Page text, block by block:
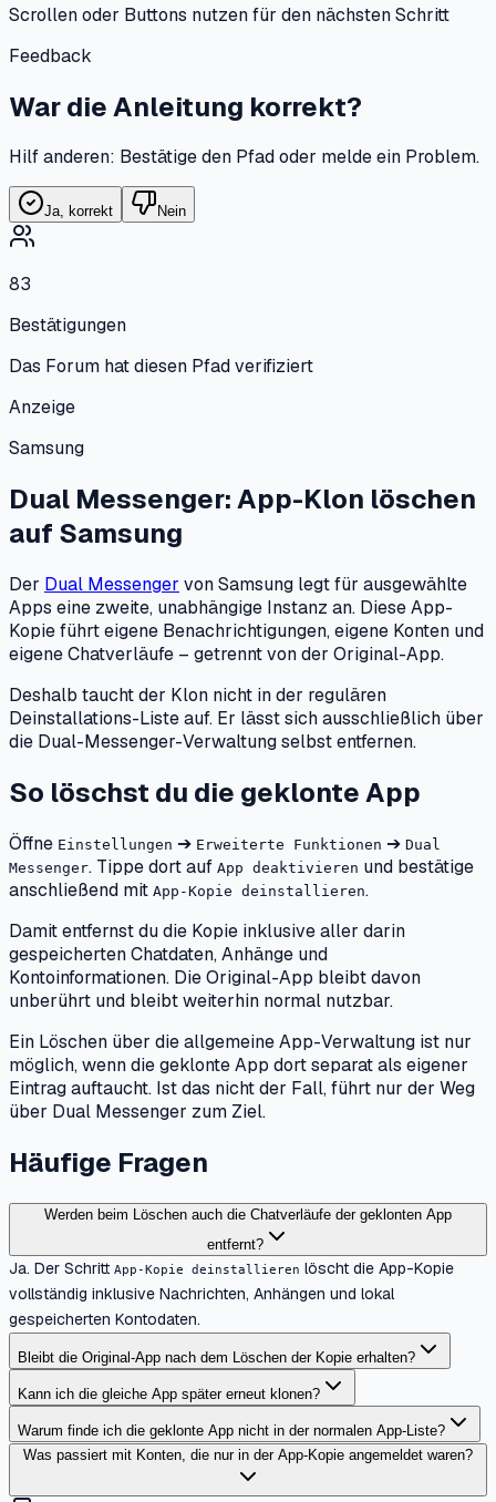
Scrollen oder Buttons nutzen für den nächsten Schritt
Feedback
War die Anleitung korrekt?
Hilf anderen: Bestätige den Pfad oder melde ein Problem.
Ja, korrekt Nein
83
Bestätigungen
Das Forum hat diesen Pfad verifiziert
Anzeige
Samsung
Dual Messenger: App-Klon löschen
auf Samsung
Der Dual Messenger von Samsung legt für ausgewählte
Apps eine zweite, unabhängige Instanz an. Diese App-
Kopie führt eigene Benachrichtigungen, eigene Konten und
eigene Chatverläufe – getrennt von der Original-App.
Deshalb taucht der Klon nicht in der regulären
Deinstallations-Liste auf. Er lässt sich ausschließlich über
die Dual-Messenger-Verwaltung selbst entfernen.
So löschst du die geklonte App
Öffne Einstellungen ➔ Erweiterte Funktionen ➔ Dual
Messenger. Tippe dort auf App deaktivieren und bestätige
anschließend mit App-Kopie deinstallieren.
Damit entfernst du die Kopie inklusive aller darin
gespeicherten Chatdaten, Anhänge und
Kontoinformationen. Die Original-App bleibt davon
unberührt und bleibt weiterhin normal nutzbar.
Ein Löschen über die allgemeine App-Verwaltung ist nur
möglich, wenn die geklonte App dort separat als eigener
Eintrag auftaucht. Ist das nicht der Fall, führt nur der Weg
über Dual Messenger zum Ziel.
Häufige Fragen
Werden beim Löschen auch die Chatverläufe der geklonten App
entfernt?
Ja. Der Schritt App-Kopie deinstallieren löscht die App-Kopie
vollständig inklusive Nachrichten, Anhängen und lokal
gespeicherten Kontodaten.
Bleibt die Original-App nach dem Löschen der Kopie erhalten?
Kann ich die gleiche App später erneut klonen?
Warum finde ich die geklonte App nicht in der normalen App-Liste?
Was passiert mit Konten, die nur in der App-Kopie angemeldet waren?